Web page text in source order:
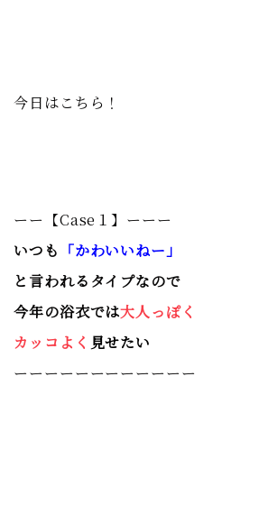
今日はこちら！
ーー【Case１】ーーー
いつも 「かわいいねー」
と言われるタイプなので
今年の浴衣では大人っぽく
カッコよく 見せたい
ーーーーーーーーーーーー